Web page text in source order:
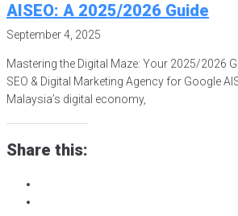
AISEO: A 2025/2026 Guide
September 4, 2025
Mastering the Digital Maze: Your 2025/2026
SEO & Digital Marketing Agency for Google
Malaysia’s digital economy,
Share this: